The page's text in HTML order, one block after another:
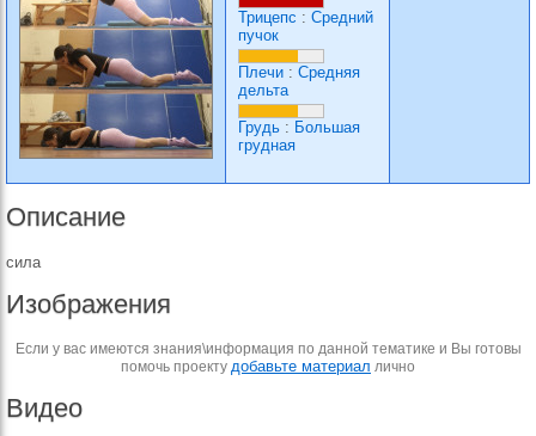
Трицепс : Средний
пучок
Плечи : Средняя
дельта
Грудь : Большая
грудная
Описание
сила
Изображения
Если у вас имеются знания\информация по данной тематике и Вы готовы
помочь проекту добавьте материал лично
Видео